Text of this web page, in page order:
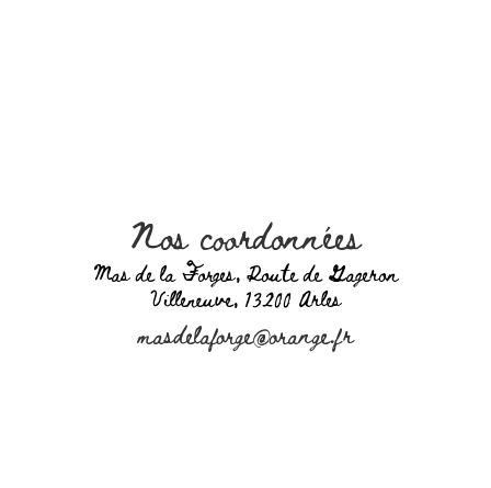
Nos coordonnées
Mas de la Forges, Route de Gageron
Villeneuve, 13200 Arles
masdelaforge@orange.fr